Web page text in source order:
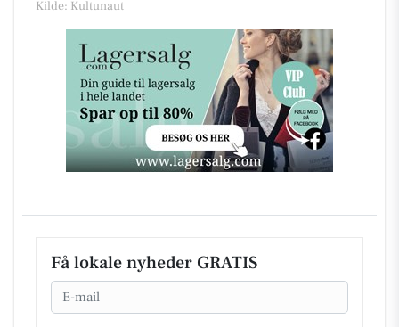
Kilde: Kultunaut
Få lokale nyheder GRATIS
Email